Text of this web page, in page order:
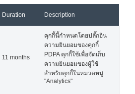
Duration Description
11 months
คุกกี้นี้กำหนดโดยปลั๊กอิน
ความยินยอมของคุกกี้
PDPA คุกกี้ใช้เพื่อจัดเก็บ
ความยินยอมของผู้ใช้
สำหรับคุกกี้ในหมวดหมู่
"Analytics"